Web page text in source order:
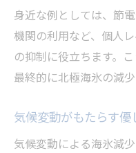
身近な例としては、節
機関の利用など、個人
の抑制に役立ちます。
最終的に北極海氷の減
気候変動がもたらす
気候変動による海氷減